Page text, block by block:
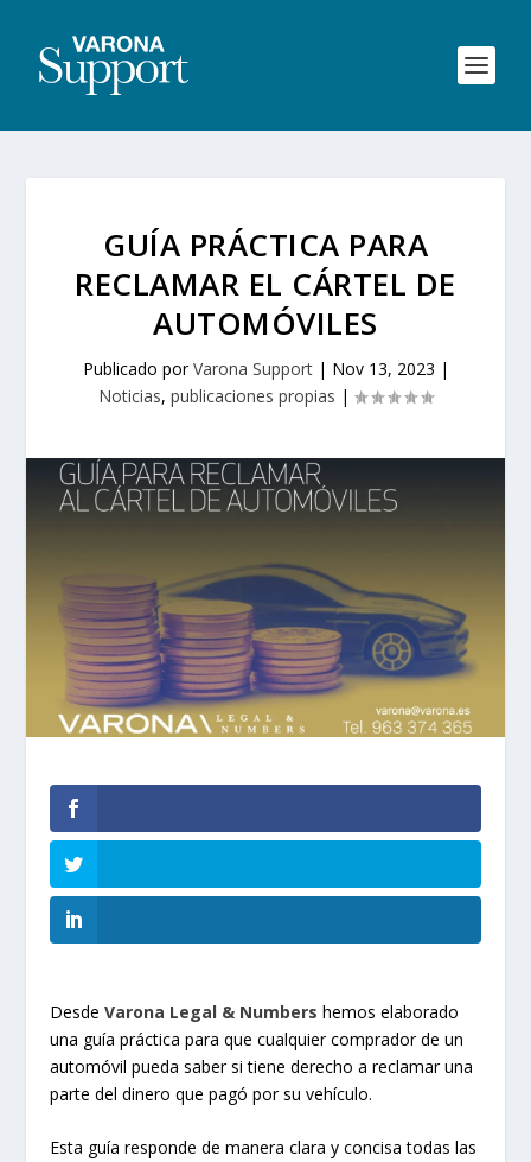
GUÍA PRÁCTICA PARA
RECLAMAR EL CÁRTEL DE
AUTOMÓVILES
Publicado porVarona Support| Nov 13, 2023 |
Noticias, publicaciones propias |
DesdeVarona Legal & Numbers hemos elaborado
una guía práctica para que cualquier comprador de un
automóvil pueda saber si tiene derecho a reclamar una
parte del dinero que pagó por su vehículo.
Esta guía responde de manera clara y concisa todas las